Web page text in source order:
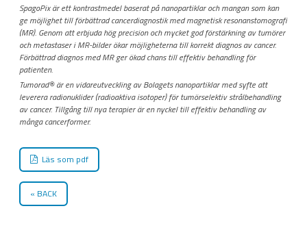
SpagoPix är ett kontrastmedel baserat på nanopartiklar och mangan som kan
ge möjlighet till förbättrad cancerdiagnostik med magnetisk resonanstomografi
(MR). Genom att erbjuda hög precision och mycket god förstärkning av tumörer
och metastaser i MR-bilder ökar möjligheterna till korrekt diagnos av cancer.
Förbättrad diagnos med MR ger ökad chans till effektiv behandling för
patienten.
Tumorad®är en vidareutveckling av Bolagets nanopartiklar med syfte att
leverera radionuklider (radioaktiva isotoper) för tumörselektiv strålbehandling
av cancer. Tillgång till nya terapier är en nyckel till effektiv behandling av
många cancerformer.
Läs som pdf
BACK